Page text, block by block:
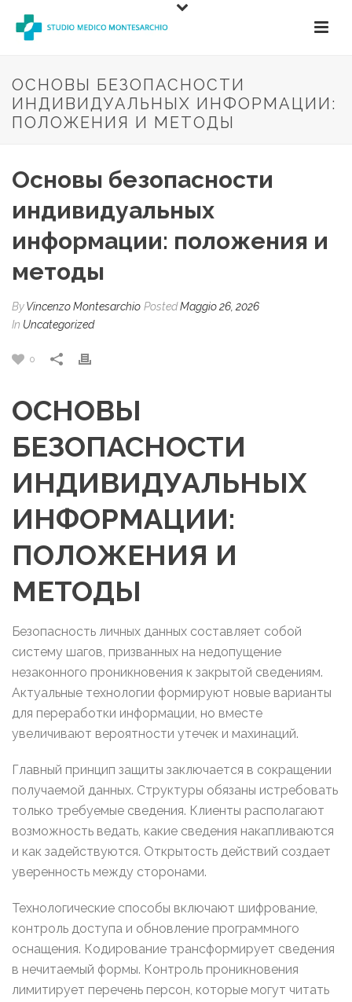
ОСНОВЫ БЕЗОПАСНОСТИ
ИНДИВИДУАЛЬНЫХ ИНФОРМАЦИИ:
ПОЛОЖЕНИЯ И МЕТОДЫ
Основы безопасности
индивидуальных
информации: положения и
методы
ByVincenzo Montesarchio PostedMaggio 26, 2026
In Uncategorized
0
ОСНОВЫ
БЕЗОПАСНОСТИ
ИНДИВИДУАЛЬНЫХ
ИНФОРМАЦИИ:
ПОЛОЖЕНИЯ И
МЕТОДЫ
Безопасность личных данных составляет собой
систему шагов, призванных на недопущение
незаконного проникновения к закрытой сведениям.
Актуальные технологии формируют новые варианты
для переработки информации, но вместе
увеличивают вероятности утечек и махинаций.
Главный принцип защиты заключается в сокращении
получаемой данных. Структуры обязаны истребовать
только требуемые сведения. Клиенты располагают
возможность ведать, какие сведения накапливаются
и как задействуются. Открытость действий создает
уверенность между сторонами.
Технологические способы включают шифрование,
контроль доступа и обновление программного
оснащения. Кодирование трансформирует сведения
в нечитаемый формы. Контроль проникновения
лимитирует перечень персон, которые могут читать